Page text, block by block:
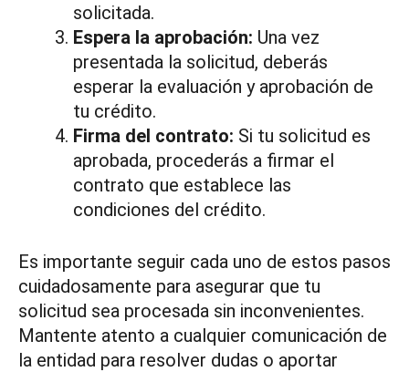
solicitada.
Espera la aprobación: Una vez
presentada la solicitud, deberás
esperar la evaluación y aprobación de
tu crédito.
Firma del contrato: Si tu solicitud es
aprobada, procederás a firmar el
contrato que establece las
condiciones del crédito.
Es importante seguir cada uno de estos pasos
cuidadosamente para asegurar que tu
solicitud sea procesada sin inconvenientes.
Mantente atento a cualquier comunicación de
la entidad para resolver dudas o aportar